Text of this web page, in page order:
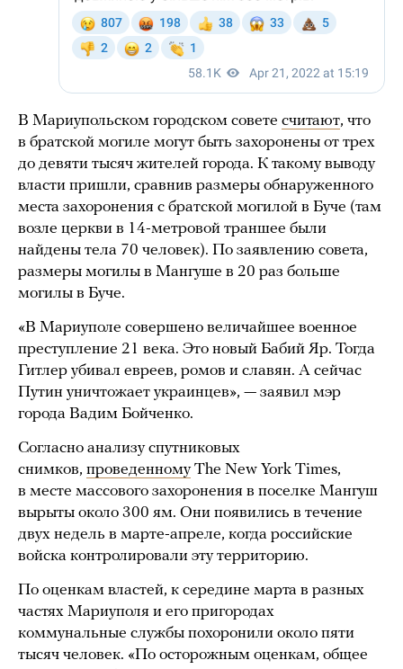
В Мариупольском городском совете считают, что
в братской могиле могут быть захоронены от трех
до девяти тысяч жителей города. К такому выводу
власти пришли, сравнив размеры обнаруженного
места захоронения с братской могилой в Буче (там
возле церкви в 14-метровой траншее были
найдены тела 70 человек). По заявлению совета,
размеры могилы в Мангуше в 20 раз больше
могилы в Буче.
«В Мариуполе совершено величайшее военное
преступление 21 века. Это новый Бабий Яр. Тогда
Гитлер убивал евреев, ромов и славян. А сейчас
Путин уничтожает украинцев», — заявил мэр
города Вадим Бойченко.
Согласно анализу спутниковых
снимков, проведенномуThe New York Times,
в месте массового захоронения в поселке Мангуш
вырыты около 300 ям. Они появились в течение
двух недель в марте-апреле, когда российские
войска контролировали эту территорию.
По оценкам властей, к середине марта в разных
частях Мариуполя и его пригородах
коммунальные службы похоронили около пяти
тысяч человек. «По осторожным оценкам, общее